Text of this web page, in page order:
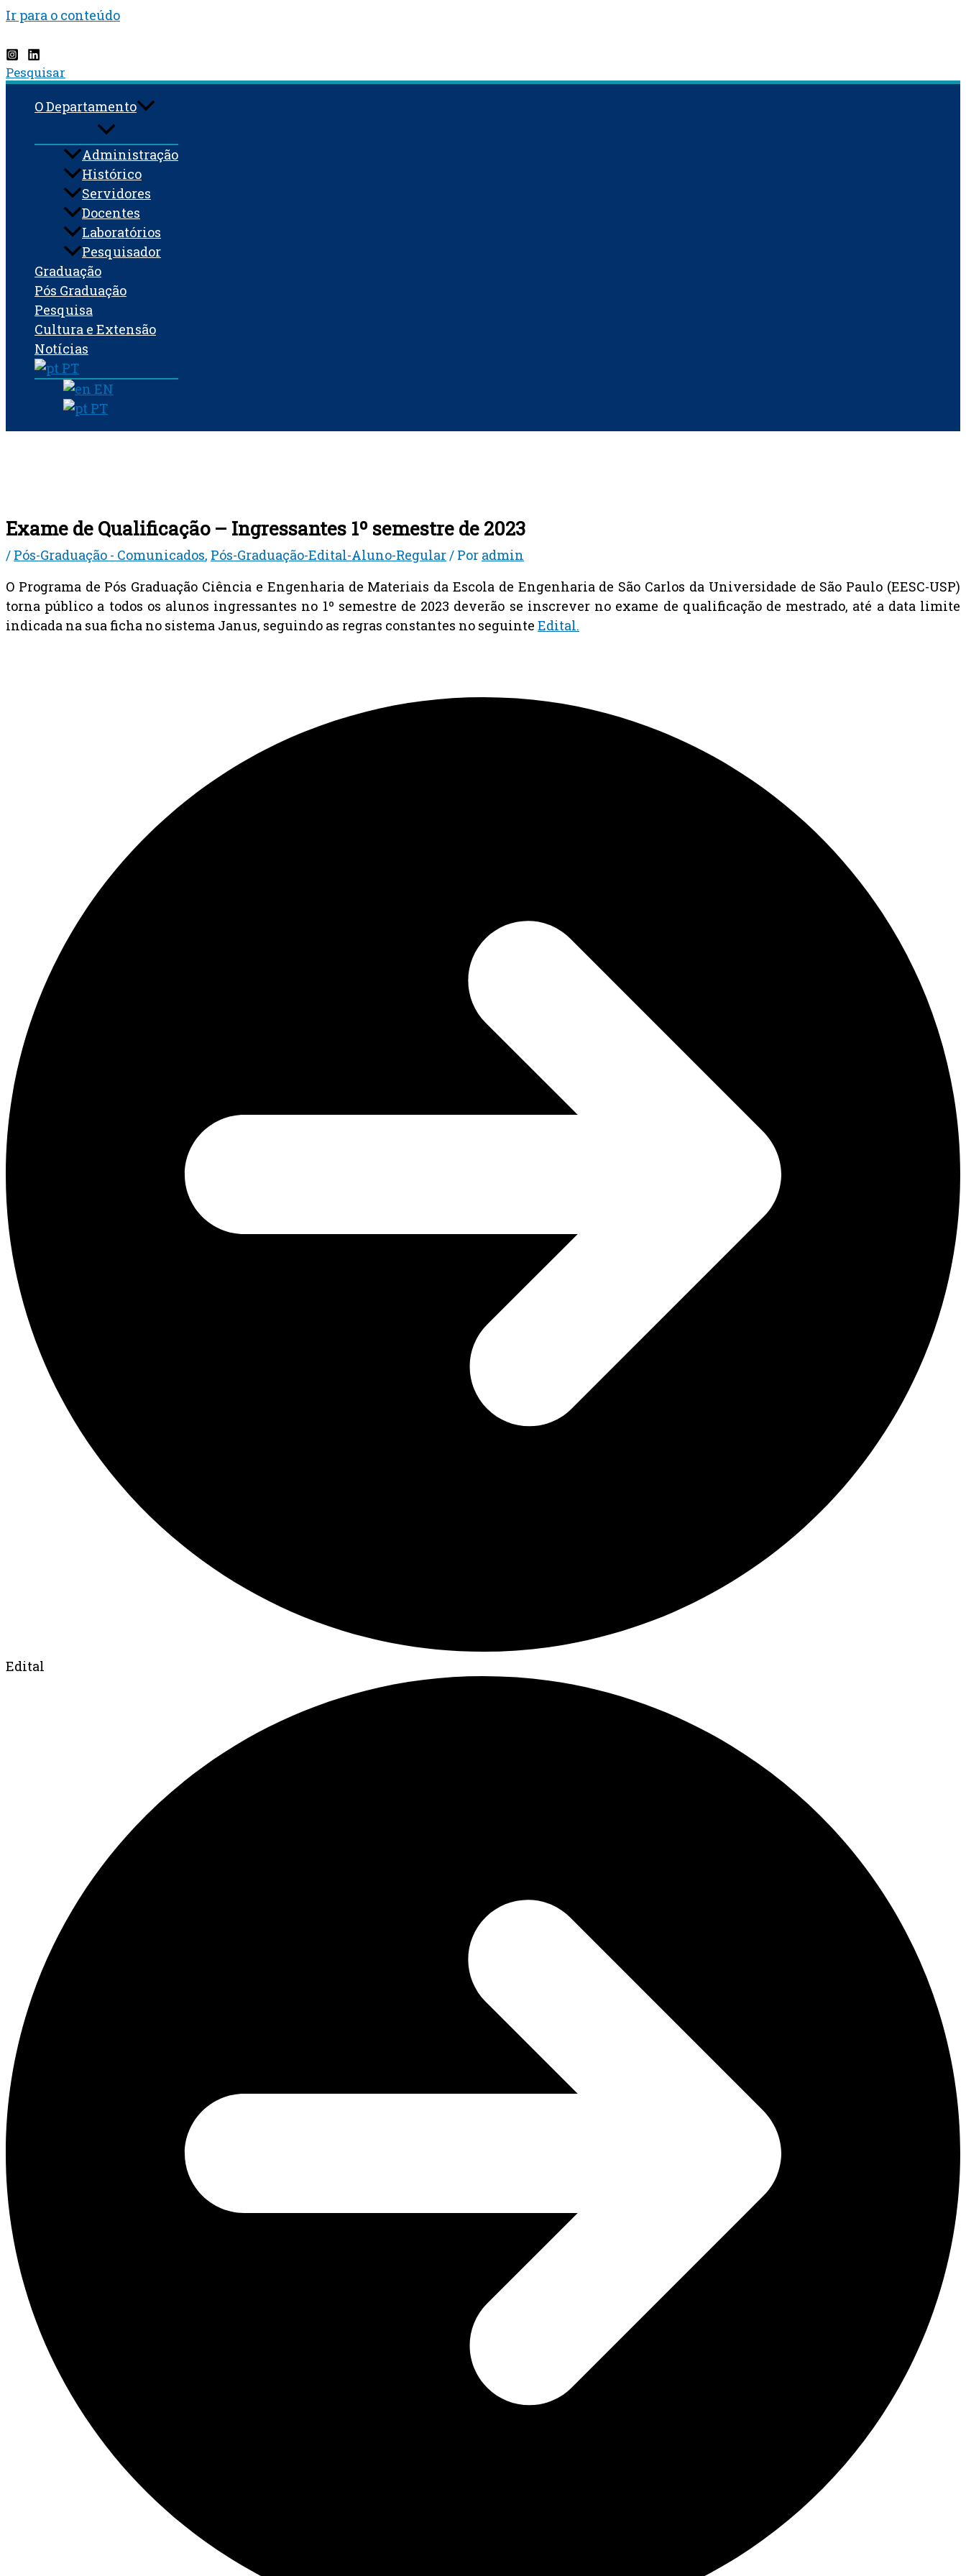
Ir para o conteúdo
Pesquisar
O Departamento
Administração
Histórico
Servidores
Docentes
Laboratórios
Pesquisador
Graduação
Pós Graduação
Pesquisa
Cultura e Extensão
Notícias
PT
EN
PT
Exame de Qualificação – Ingressantes 1º semestre de 2023
/ Pós-Graduação - Comunicados, Pós-Graduação-Edital-Aluno-Regular / Por admin
O Programa de Pós Graduação Ciência e Engenharia de Materiais da Escola de Engenharia de São Carlos da Universidade de São Paulo (EESC-USP)
torna público a todos os alunos ingressantes no 1º semestre de 2023 deverão se inscrever no exame de qualificação de mestrado, até a data limite
indicada na sua ficha no sistema Janus, seguindo as regras constantes no seguinte Edital.
Edital